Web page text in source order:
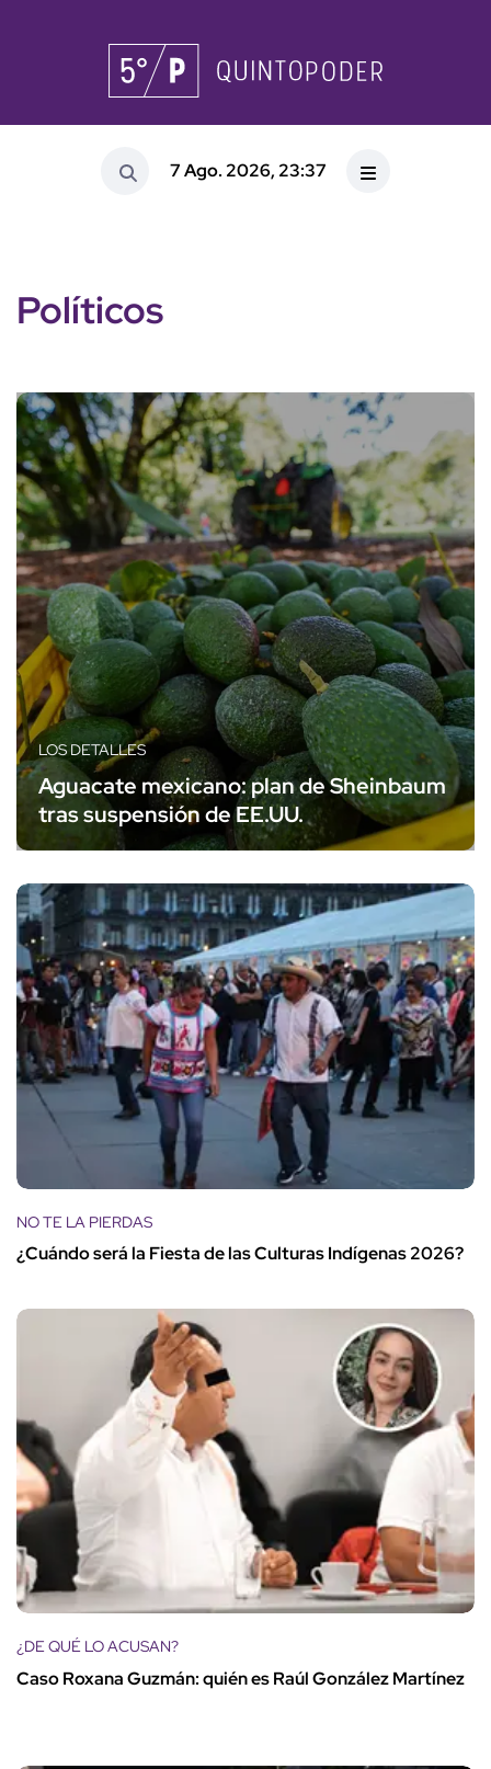
7 Ago. 2026, 23:37
Políticos
LOS DETALLES
Aguacate mexicano: plan de Sheinbaum
tras suspensión de EE.UU.
NO TE LA PIERDAS
¿Cuándo será la Fiesta de las Culturas Indígenas 2026?
¿DE QUÉ LO ACUSAN?
Caso Roxana Guzmán: quién es Raúl González Martínez